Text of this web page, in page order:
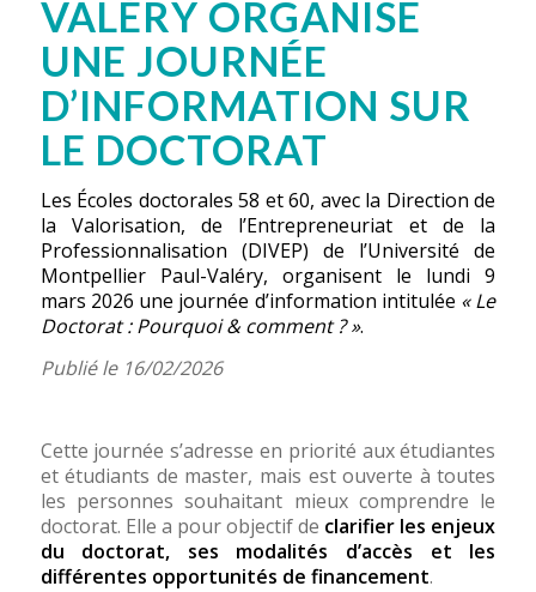
VALÉRY ORGANISE
UNE JOURNÉE
D’INFORMATION SUR
LE DOCTORAT
Les Écoles doctorales 58 et 60, avec la Direction de
la Valorisation, de l’Entrepreneuriat et de la
Professionnalisation (DIVEP) de l’Université de
Montpellier Paul-Valéry, organisent le lundi 9
mars 2026 une journée d’information intitulée « Le
Doctorat : Pourquoi & comment ? ».
Publié le 16/02/2026
Cette journée s’adresse en priorité aux étudiantes
et étudiants de master, mais est ouverte à toutes
les personnes souhaitant mieux comprendre le
doctorat. Elle a pour objectif de clarifier les enjeux
du doctorat, ses modalités d’accès et les
différentes opportunités de financement.